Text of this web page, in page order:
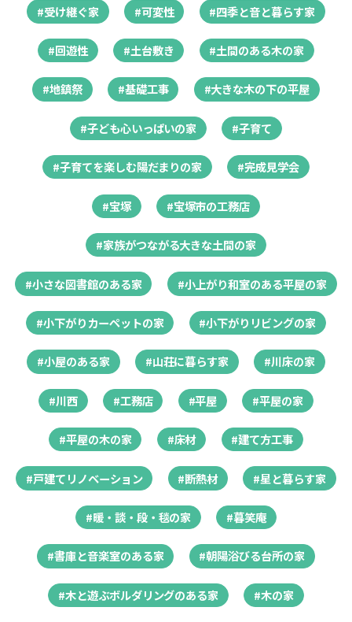
#受け継ぐ家 #可変性 #四季と音と暮らす家
#回遊性 #土台敷き #土間のある木の家
#地鎮祭 #基礎工事 #大きな木の下の平屋
#子ども心いっぱいの家 #子育て
#子育てを楽しむ陽だまりの家 #完成見学会
#宝塚 #宝塚市の工務店
#家族がつながる大きな土間の家
#小さな図書館のある家 #小上がり和室のある平屋の家
#小下がりカーペットの家 #小下がりリビングの家
#小屋のある家 #山荘に暮らす家 #川床の家
#川西 #工務店 #平屋 #平屋の家
#平屋の木の家 #床材 #建て方工事
#戸建てリノベーション #断熱材 #星と暮らす家
#暖・談・段・毯の家 #暮笑庵
#書庫と音楽室のある家 #朝陽浴びる台所の家
#木と遊ぶボルダリングのある家 #木の家